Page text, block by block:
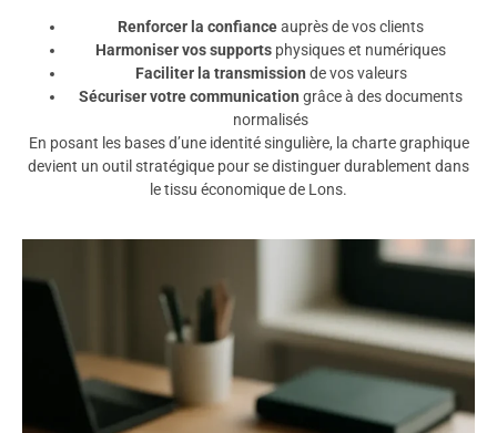
Renforcer la confianceauprès de vos clients
Harmoniser vos supports physiques et numériques
Faciliter la transmission de vos valeurs
Sécuriser votre communication grâce à des documents
normalisés
En posant les bases d’une identité singulière, la charte graphique
devient un outil stratégique pour se distinguer durablement dans
le tissu économique de Lons.